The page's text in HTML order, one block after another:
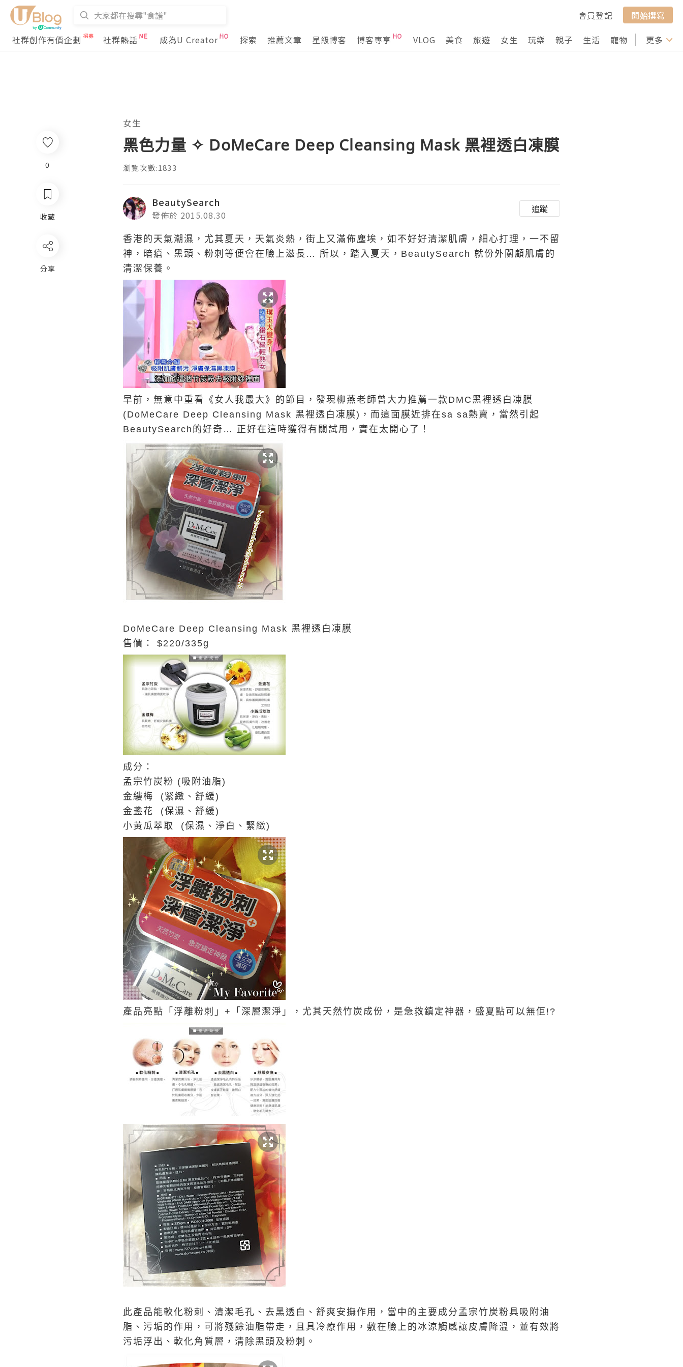
會員登記
開始撰寫
社群創作有價企劃
社群熱話 成為U Creator 探索 推薦文章 星級博客 博客專享 VLOG 美食 旅遊 女生 玩樂 親子 生活 寵物 行山 打卡
更多
0
收藏
分享
女生
黑色力量 ✧ DoMeCare Deep Cleansing Mask 黑裡透白凍膜
瀏覽次數:1833
BeautySearch
發佈於 2015.08.30
追蹤
香港的天氣潮濕，尤其夏天，天氣炎熱，街上又滿佈塵埃，如不好好清潔肌膚，細心打理，一不留
神，暗瘡、黑頭、粉刺等便會在臉上滋長… 所以，踏入夏天，BeautySearch 就份外關顧肌膚的
清潔保養。
早前，無意中重看《女人我最大》的節目，發現柳燕老師曾大力推薦一款 DMC 黑裡透白凍膜
(DoMeCare Deep Cleansing Mask 黑裡透白凍膜)，而這面膜近排在sa sa熱賣，當然引起
BeautySearch的好奇… 正好在這時獲得有關試用，實在太開心了！
DoMeCare Deep Cleansing Mask 黑裡透白凍膜
售價：
$220/335g
成分：
孟宗竹炭粉 (吸附油脂)
金縷梅 (緊緻、舒緩)
金盞花 (保濕、舒緩)
小黃瓜萃取
(保濕、淨白、緊緻)
產品亮點「浮離粉刺」+「深層潔淨」，尤其天然竹炭成份，是急救鎮定神器，盛夏點可以無佢!?
此產品能軟化粉刺、清潔毛孔、去黑透白、舒爽安撫作用，當中的主要成分孟宗竹炭粉具吸附油
脂、污垢的作用，可將殘餘油脂帶走，且具冷療作用，敷在臉上的冰涼觸感讓皮膚降溫，並有效將
污垢浮出、軟化角質層，清除黑頭及粉刺。